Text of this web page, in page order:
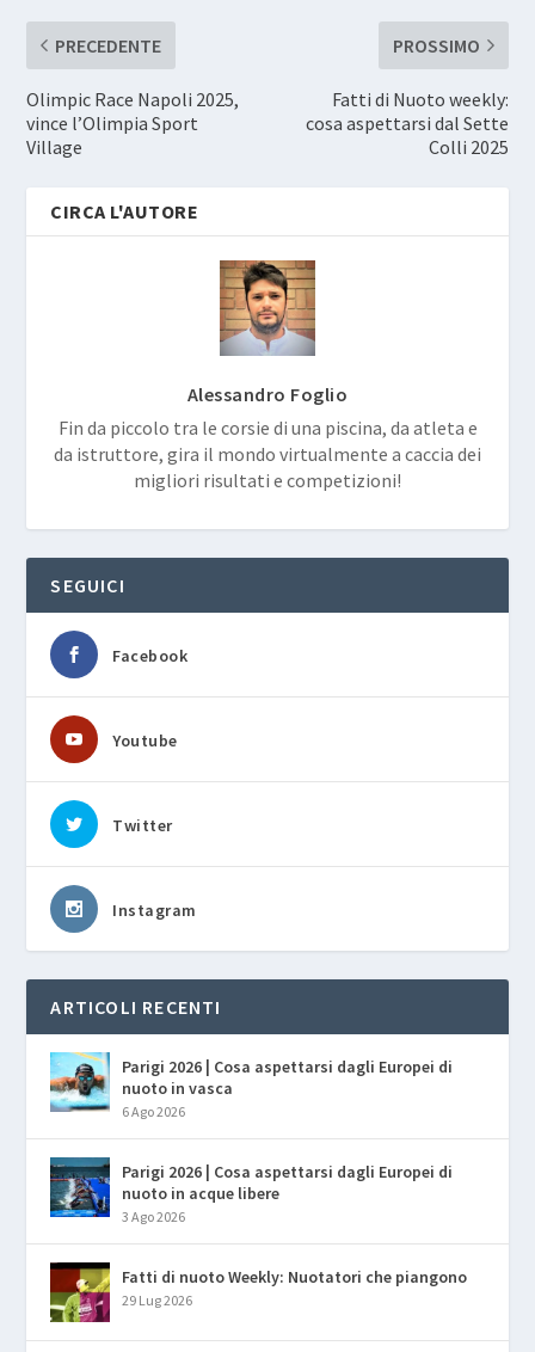
PRECEDENTE
Olimpic Race Napoli 2025,
vince l’Olimpia Sport
Village
PROSSIMO
Fatti di Nuoto weekly:
cosa aspettarsi dal Sette
Colli 2025
CIRCA L'AUTORE
Alessandro Foglio
Fin da piccolo tra le corsie di una piscina, da atleta e
da istruttore, gira il mondo virtualmente a caccia dei
migliori risultati e competizioni!
SEGUICI
Facebook
Youtube
Twitter
Instagram
ARTICOLI RECENTI
Parigi 2026 | Cosa aspettarsi dagli Europei di
nuoto in vasca
6 Ago 2026
Parigi 2026 | Cosa aspettarsi dagli Europei di
nuoto in acque libere
3 Ago 2026
Fatti di nuoto Weekly: Nuotatori che piangono
29 Lug 2026